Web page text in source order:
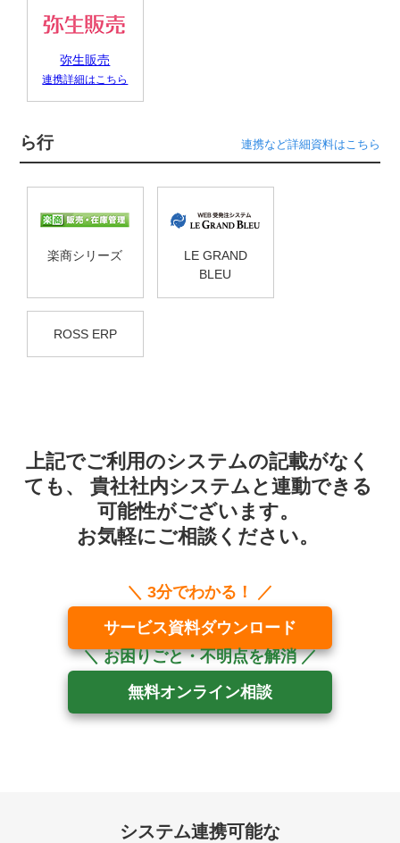
弥生販売
連携詳細はこちら
ら行 連携など詳細資料はこちら
楽商シリーズ
LE GRAND
BLEU
ROSS ERP
上記でご利用のシステムの記載がなく
ても、
貴社社内システムと連動できる
可能性がございます。
お気軽にご相談ください。
サービス資料ダウンロード
無料オンライン相談
システム連携可能な